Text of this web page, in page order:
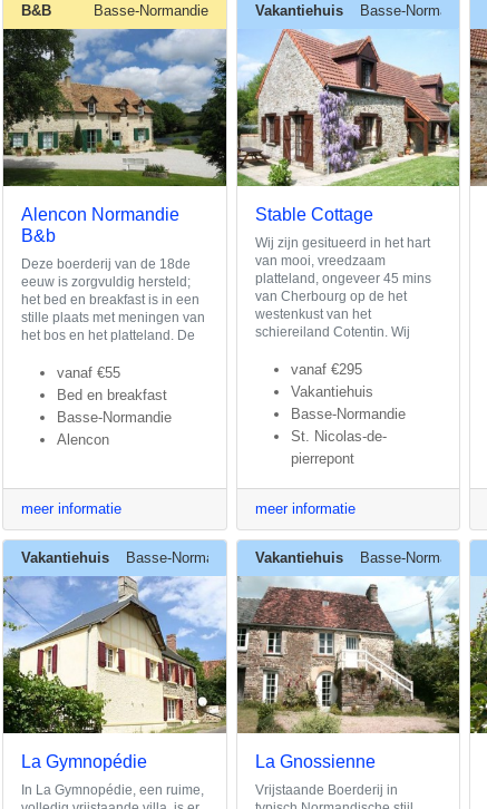
B&B Basse-Normandie
Alencon Normandie
B&b
Deze boerderij van de 18de
eeuw is zorgvuldig hersteld;
het bed en breakfast is in een
stille plaats met meningen van
het bos en het platteland. De
vanaf€55
Bed en breakfast
Basse-Normandie
Alencon
meer informatie
Vakantiehuis Basse-Normandie
Stable Cottage
Wij zijn gesitueerd in het hart
van mooi, vreedzaam
platteland, ongeveer 45 mins
van Cherbourg op de het
westenkust van het
schiereiland Cotentin. Wij
vanaf€295
Vakantiehuis
Basse-Normandie
St. Nicolas-de-
pierrepont
meer informatie
Vakantiehuis Basse-Normandie
La Gymnopédie
In La Gymnopédie, een ruime,
Vakantiehuis Basse-Normandie
La Gnossienne
Vrijstaande Boerderij in